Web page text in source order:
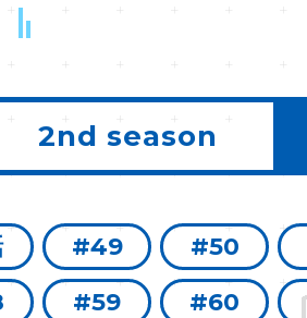
2nd season
#49 #50
#59 #60